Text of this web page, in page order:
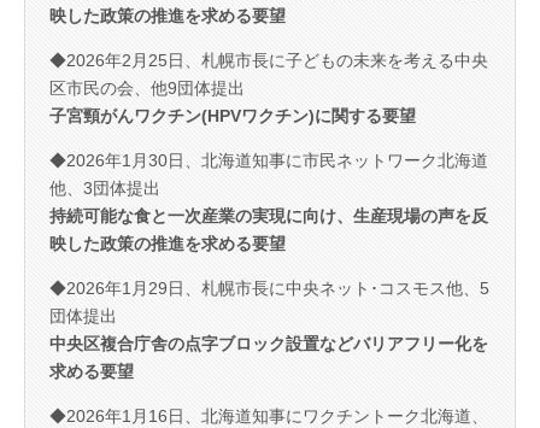
映した政策の推進を求める要望
◆2026年2月25日、札幌市長に子どもの未来を考える中央
区市民の会、他9団体提出
子宮頸がんワクチン(HPVワクチン)に関する要望
◆2026年1月30日、北海道知事に市民ネットワーク北海道
他、3団体提出
持続可能な食と一次産業の実現に向け、生産現場の声を反
映した政策の推進を求める要望
◆2026年1月29日、札幌市長に中央ネット･コスモス他、5
団体提出
中央区複合庁舎の点字ブロック設置などバリアフリー化を
求める要望
◆2026年1月16日、北海道知事にワクチントーク北海道、